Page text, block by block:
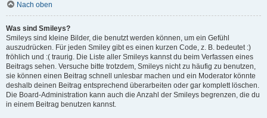
Nach oben
Was sind Smileys?
Smileys sind kleine Bilder, die benutzt werden können, um ein Gefühl
auszudrücken. Für jeden Smiley gibt es einen kurzen Code, z. B. bedeutet :)
fröhlich und :( traurig. Die Liste aller Smileys kannst du beim Verfassen eines
Beitrags sehen. Versuche bitte trotzdem, Smileys nicht zu häufig zu benutzen,
sie können einen Beitrag schnell unlesbar machen und ein Moderator könnte
deshalb deinen Beitrag entsprechend überarbeiten oder gar komplett löschen.
Die Board-Administration kann auch die Anzahl der Smileys begrenzen, die du
in einem Beitrag benutzen kannst.